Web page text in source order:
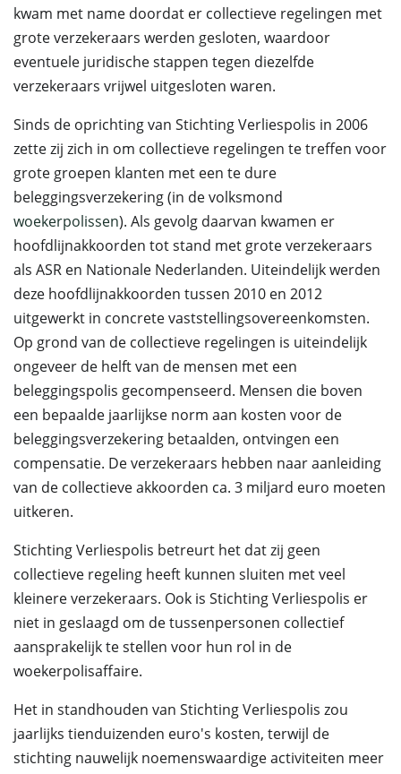
kwam met name doordat er collectieve regelingen met
grote verzekeraars werden gesloten, waardoor
eventuele juridische stappen tegen diezelfde
verzekeraars vrijwel uitgesloten waren.
Sinds de oprichting van Stichting Verliespolis in 2006
zette zij zich in om collectieve regelingen te treffen voor
grote groepen klanten met een te dure
beleggingsverzekering (in de volksmond
woekerpolissen). Als gevolg daarvan kwamen er
hoofdlijnakkoorden tot stand met grote verzekeraars
als ASR en Nationale Nederlanden. Uiteindelijk werden
deze hoofdlijnakkoorden tussen 2010 en 2012
uitgewerkt in concrete vaststellingsovereenkomsten.
Op grond van de collectieve regelingen is uiteindelijk
ongeveer de helft van de mensen met een
beleggingspolis gecompenseerd. Mensen die boven
een bepaalde jaarlijkse norm aan kosten voor de
beleggingsverzekering betaalden, ontvingen een
compensatie. De verzekeraars hebben naar aanleiding
van de collectieve akkoorden ca. 3 miljard euro moeten
uitkeren.
Stichting Verliespolis betreurt het dat zij geen
collectieve regeling heeft kunnen sluiten met veel
kleinere verzekeraars. Ook is Stichting Verliespolis er
niet in geslaagd om de tussenpersonen collectief
aansprakelijk te stellen voor hun rol in de
woekerpolisaffaire.
Het in standhouden van Stichting Verliespolis zou
jaarlijks tienduizenden euro's kosten, terwijl de
stichting nauwelijk noemenswaardige activiteiten meer